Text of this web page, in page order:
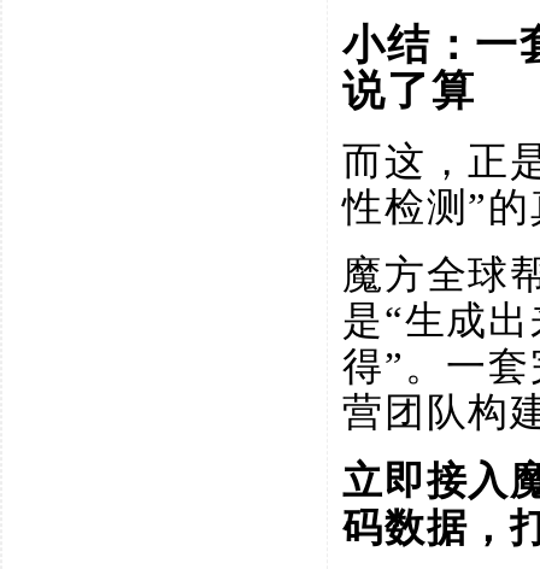
小结：一
说了算
而这，正
性检测”
魔方全球
是“生成
得”。一
营团队构
立即接入
码数据，